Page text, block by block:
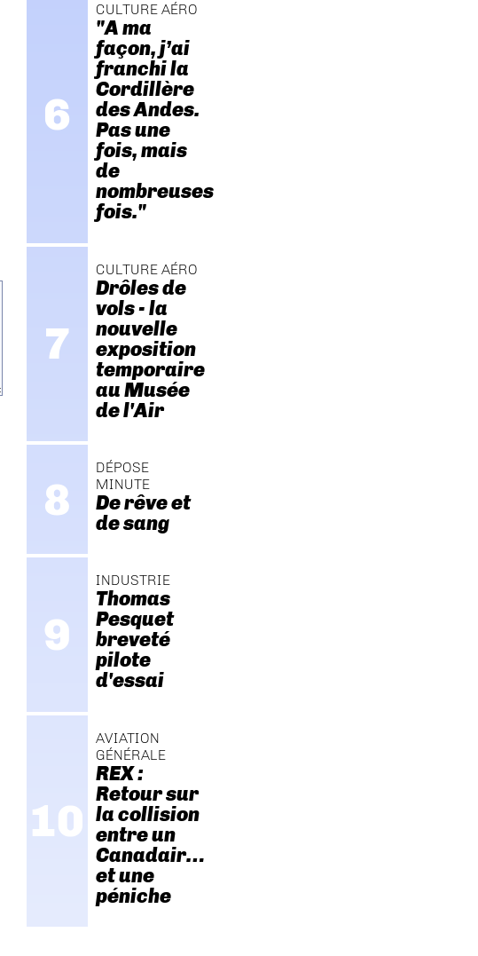
CULTURE AÉRO
"A ma
façon, j’ai
franchi la
Cordillère
des Andes.
Pas une
fois, mais
de
nombreuses
fois."
CULTURE AÉRO
Drôles de
vols - la
nouvelle
exposition
temporaire
au Musée
de l'Air
DÉPOSE
MINUTE
De rêve et
de sang
INDUSTRIE
Thomas
Pesquet
breveté
pilote
d'essai
AVIATION
GÉNÉRALE
REX :
Retour sur
la collision
entre un
Canadair…
et une
péniche